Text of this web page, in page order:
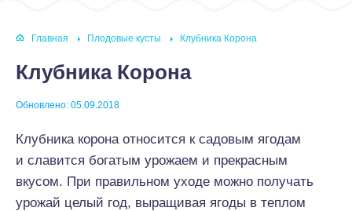
Главная Плодовые кусты Клубника Корона
Клубника Корона
Обновлено: 05.09.2018
Клубника корона относится к садовым ягодам
и славится богатым урожаем и прекрасным
вкусом. При правильном уходе можно получать
урожай целый год, выращивая ягоды в теплом